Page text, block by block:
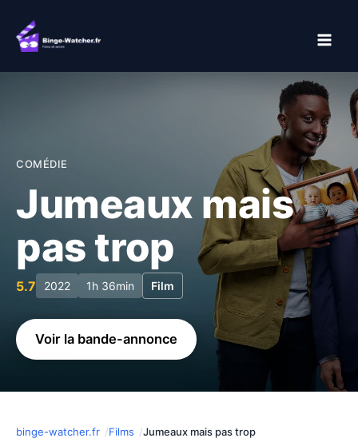
contenu
COMÉDIE
Jumeaux mais
pas trop
5.7 2022 1h 36min Film
Voir la bande-annonce
binge-watcher.fr Films Jumeaux mais pas trop